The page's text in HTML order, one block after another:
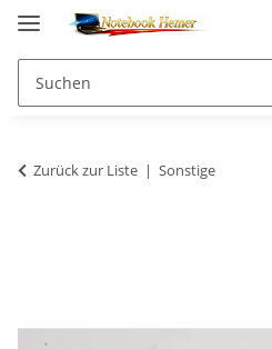
Zurück zur Liste Sonstige